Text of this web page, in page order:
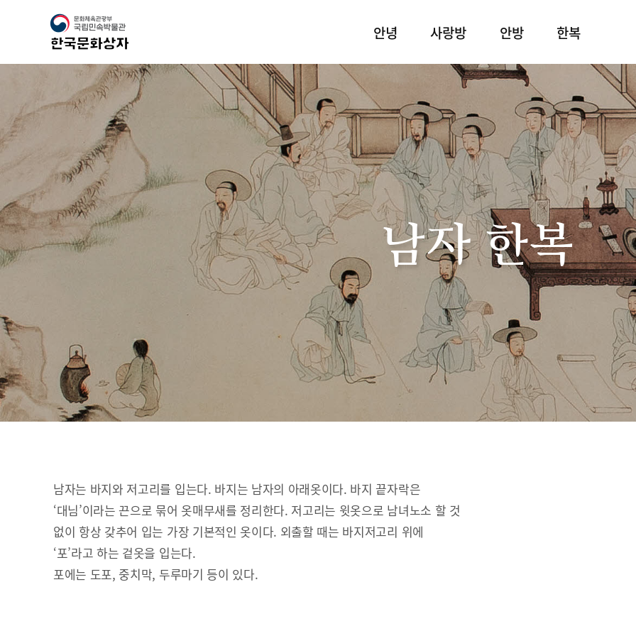
안녕 사랑방 안방 한복
남자 한복
남자는 바지와 저고리를 입는다. 바지는 남자의 아래옷이다. 바지 끝자락은
‘대님’이라는 끈으로 묶어 옷매무새를 정리한다. 저고리는 윗옷으로 남녀노소 할 것
없이 항상 갖추어 입는 가장 기본적인 옷이다. 외출할 때는 바지저고리 위에
‘포’라고 하는 겉옷을 입는다.
포에는 도포, 중치막, 두루마기 등이 있다.